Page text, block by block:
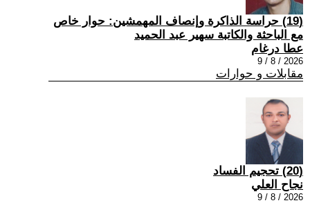
(19) حراسة الذاكرة وإنصاف المهمشين: حوار خاص
مع الباحثة والكاتبة سهير عبد الحميد
عطا درغام
2026 / 8 / 9
مقابلات و حوارات
(20) تحجيم الفساد
نجاح العلي
2026 / 8 / 9